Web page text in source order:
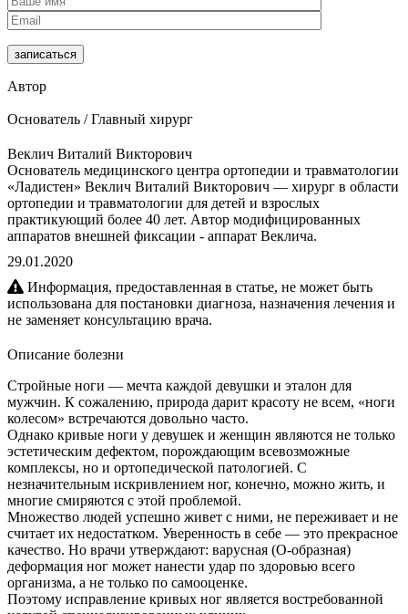
Автор
Основатель / Главный хирург
Веклич Виталий Викторович
Основатель медицинского центра ортопедии и травматологии
«Ладистен» Веклич Виталий Викторович — хирург в области
ортопедии и травматологии для детей и взрослых
практикующий более 40 лет. Автор модифицированных
аппаратов внешней фиксации - аппарат Веклича.
29.01.2020
Информация, предоставленная в статье, не может быть
использована для постановки диагноза, назначения лечения и
не заменяет консультацию врача.
Описание болезни
Стройные ноги — мечта каждой девушки и эталон для
мужчин. К сожалению, природа дарит красоту не всем, «ноги
колесом» встречаются довольно часто.
Однако кривые ноги у девушек и женщин являются не только
эстетическим дефектом, порождающим всевозможные
комплексы, но и ортопедической патологией. С
незначительным искривлением ног, конечно, можно жить, и
многие смиряются с этой проблемой.
Множество людей успешно живет с ними, не переживает и не
считает их недостатком. Уверенность в себе — это прекрасное
качество. Но врачи утверждают: варусная (О-образная)
деформация ног может нанести удар по здоровью всего
организма, а не только по самооценке.
Поэтому исправление кривых ног является востребованной